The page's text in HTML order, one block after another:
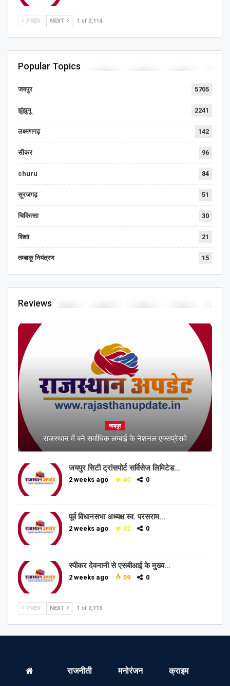
PREV NEXT 1 of 2,114
Popular Topics
जयपुर 5705
झुंझुनू 2241
लक्ष्मणगढ़ 142
सीकर 96
churu 84
सूरजगढ़ 51
चिकित्सा 30
शिक्षा 21
तम्बाकू नियंत्रण 15
Reviews
जयपुर
राजस्थान में बने सर्वाधिक लम्बाई के नेशनल एक्सप्रेसवे
जयपुर सिटी ट्रांसपोर्ट सर्विसेज लिमिटेड…
2 weeks ago 40 0
पूर्व विधानसभा अध्यक्ष स्व. परसराम…
2 weeks ago 32 0
स्पीकर देवनानी से एसबीआई के मुख्य…
2 weeks ago 59 0
PREV NEXT 1 of 2,113
राजनीती मनोरंजन क्राइम